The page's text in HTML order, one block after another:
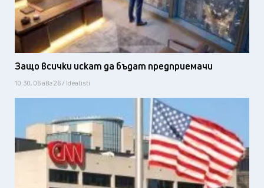
Защо всички искат да бъдат предприемачи
10:30, 06 авг 26 / Idealisti